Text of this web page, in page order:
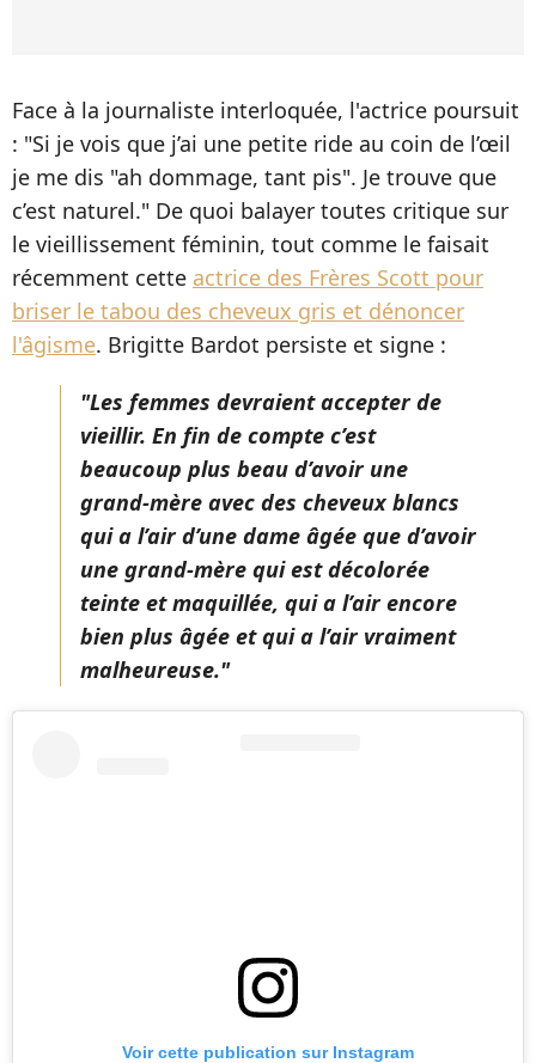
Face à la journaliste interloquée, l'actrice poursuit
: "Si je vois que j’ai une petite ride au coin de l’œil
je me dis "ah dommage, tant pis". Je trouve que
c’est naturel." De quoi balayer toutes critique sur
le vieillissement féminin, tout comme le faisait
récemment cette actrice des Frères Scott pour
briser le tabou des cheveux gris et dénoncer
l'âgisme. Brigitte Bardot persiste et signe :
"Les femmes devraient accepter de
vieillir. En fin de compte c’est
beaucoup plus beau d’avoir une
grand-mère avec des cheveux blancs
qui a l’air d’une dame âgée que d’avoir
une grand-mère qui est décolorée
teinte et maquillée, qui a l’air encore
bien plus âgée et qui a l’air vraiment
malheureuse."
Voir cette publication sur Instagram